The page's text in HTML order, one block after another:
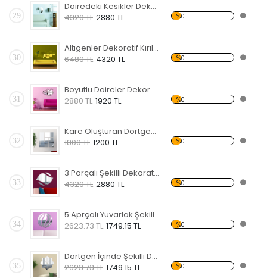
29
Dairedeki Kesikler Dekoratif Kırılmaz Ayna
4320 TL 2880 TL %0
30
Altıgenler Dekoratif Kırılmaz Ayna
6480 TL 4320 TL %0
31
Boyutlu Daireler Dekoratif Kırılmaz Ayna
2880 TL 1920 TL %0
32
Kare Oluşturan Dörtgenler Dekoratif Kırılmaz Ayna
1800 TL 1200 TL %0
33
3 Parçalı Şekilli Dekoratif Kırılmaz Ayna
4320 TL 2880 TL %0
34
5 Aprçalı Yuvarlak Şekilli Dekoratif Kırılmaz Ayna
2623.73 TL 1749.15 TL %0
35
Dörtgen İçinde Şekilli Dekoratif Kırılmaz Ayna
2623.73 TL 1749.15 TL %0